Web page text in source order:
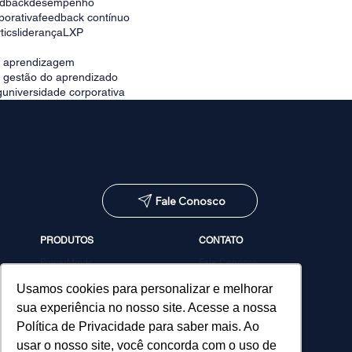
Usamos cookies para personalizar e melhorar
sua experiência no nosso site. Acesse a nossa
Política de Privacidade para saber mais. Ao
usar o nosso site, você concorda com o uso de
feedback contínuo
liderançaLXP
do aprendizado
universidade corporativa
Fale Conosco
PRODUTOS
PowerMinds
Estúdio de Conteúdos
MicroPower Classes
Consultoria
CONTATO
Fale Conosco